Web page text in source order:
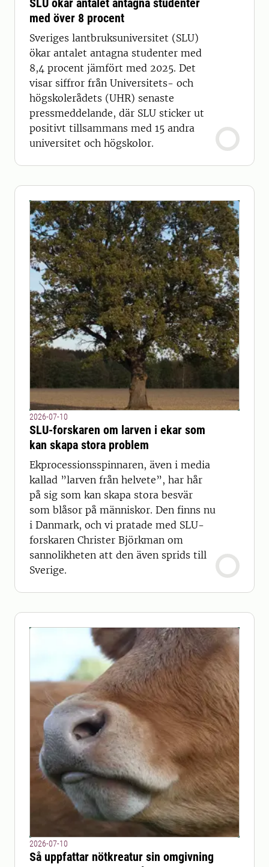
SLU ökar antalet antagna studenter
med över 8 procent
Sveriges lantbruksuniversitet (SLU)
ökar antalet antagna studenter med
8,4 procent jämfört med 2025. Det
visar siffror från Universitets- och
högskolerådets (UHR) senaste
pressmeddelande, där SLU sticker ut
positivt tillsammans med 15 andra
universitet och högskolor.
2026-07-10
SLU-forskaren om larven i ekar som
kan skapa stora problem
Ekprocessionsspinnaren, även i media
kallad ”larven från helvete”, har hår
på sig som kan skapa stora besvär
som blåsor på människor. Den finns nu
i Danmark, och vi pratade med SLU-
forskaren Christer Björkman om
sannolikheten att den även sprids till
Sverige.
2026-07-10
Så uppfattar nötkreatur sin omgivning